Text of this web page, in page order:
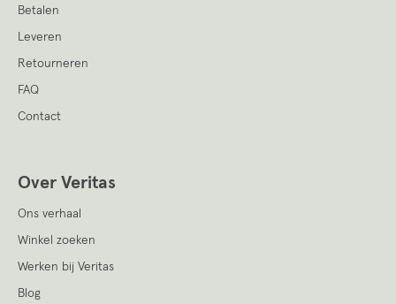
Betalen
Leveren
Retourneren
FAQ
Contact
Over Veritas
Ons verhaal
Winkel zoeken
Werken bij Veritas
Blog